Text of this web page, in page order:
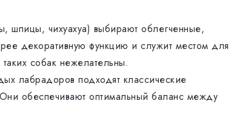
шпицы, чихуахуа) выбирают облегченные,
декоративную функцию и служит местом для
собак нежелательны.
лабрадоров подходят классические
обеспечивают оптимальный баланс между